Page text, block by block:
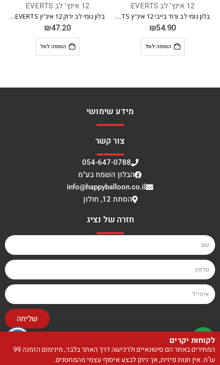
בלון גומי לב ורוד בייבי 12 אינ"ץ EVERTS חבילה של 100 יח'
12 אינץ' לב EVERTS
בלון גומי לב ירוק 12 אינ"ץ EVERTS חבילה של 100 יח'
12 אינץ' לב EVERTS
מידע שימושי
צור קשר
054-647-0788
הבלון השמח בע"מ
info@happyballoon.co.il
הסתת 12, חולון
חזרה של נציג
שליחה
האתר עוצב ונבנה על ידי סטודיו בייגלה
לקוחות יקרים
המחירים באתר הם סיטונאיים ולרכישה דרך האתר בלבד, מינימום הזמנה 99
ש"ח. אין חנות פיזית, אך ניתן לבצע איסוף עצמי מהמחסנים.